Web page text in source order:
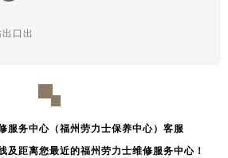
口出
服务中心（福州劳力士保养中心）客服
及距离您最近的福州劳力士维修服务中心！